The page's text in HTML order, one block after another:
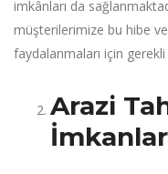
imkânları da
müşterilerimize bu hibe
faydalanmaları için gerekli
Arazi